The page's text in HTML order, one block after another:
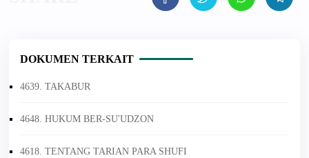
DOKUMEN TERKAIT
4639. TAKABUR
4648. HUKUM BER-SU'UDZON
4618. TENTANG TARIAN PARA SHUFI